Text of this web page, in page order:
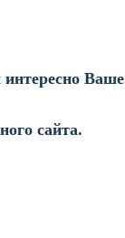
Ваше
сайта.